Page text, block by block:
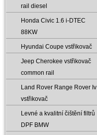
rail diesel
Honda Civic 1.6 i-DTEC
88KW
Hyundai Coupe vstřikovač
Jeep Cherokee vstřikovač
common rail
Land Rover Range Rover Iv
vstřikovač
Levné a kvalitní čištění filtrů
DPF BMW